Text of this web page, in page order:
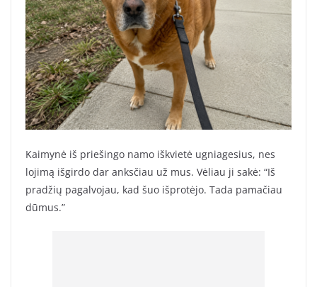
Kaimynė iš priešingo namo iškvietė ugniagesius, nes
lojimą išgirdo dar anksčiau už mus. Vėliau ji sakė: “Iš
pradžių pagalvojau, kad šuo išprotėjo. Tada pamačiau
dūmus.”